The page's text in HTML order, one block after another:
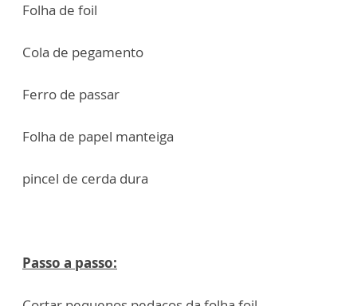
Folha de foil
Cola de pegamento
Ferro de passar
Folha de papel manteiga
pincel de cerda dura
Passo a passo: